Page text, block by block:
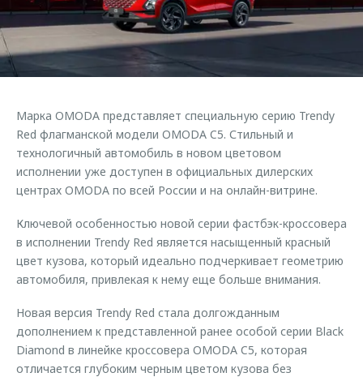
Страхование
Кредитный калькулятор
Аксессуары
Оригинальные аксессуары
Запчасти
Трейд-ин
Клиентская поддержка
O&J Автоклуб
Клуб владельцев OMODA
Аксессуары
Одежда и сувениры
Оригинальные аксессуары
Обратная связь
Марка OMODA представляет специальную серию Trendy
Red флагманской модели OMODA C5. Стильный и
технологичный автомобиль в новом цветовом
исполнении уже доступен в официальных дилерских
центрах OMODA по всей России и на онлайн-витрине.
Ключевой особенностью новой серии фастбэк-кроссовера
в исполнении Trendy Red является насыщенный красный
цвет кузова, который идеально подчеркивает геометрию
автомобиля, привлекая к нему еще больше внимания.
Новая версия Trendy Red стала долгожданным
дополнением к представленной ранее особой серии Black
Diamond в линейке кроссовера OMODA C5, которая
отличается глубоким черным цветом кузова без